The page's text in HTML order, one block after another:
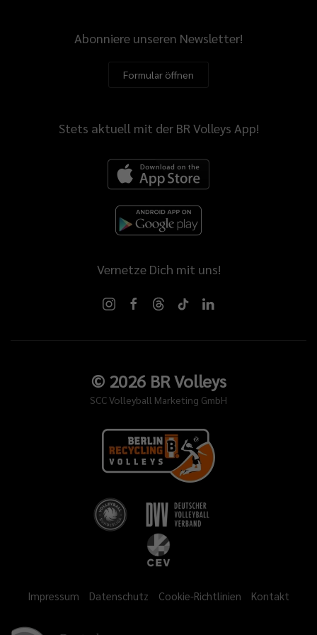
Abonniere unseren Newsletter!
Formular öffnen
Stets aktuell mit der BR Volleys App!
Vernetze Dich mit uns!
© 2026BR Volleys
SCC Volleyball Marketing GmbH
Impressum Datenschutz Cookie-Richtlinien Kontakt